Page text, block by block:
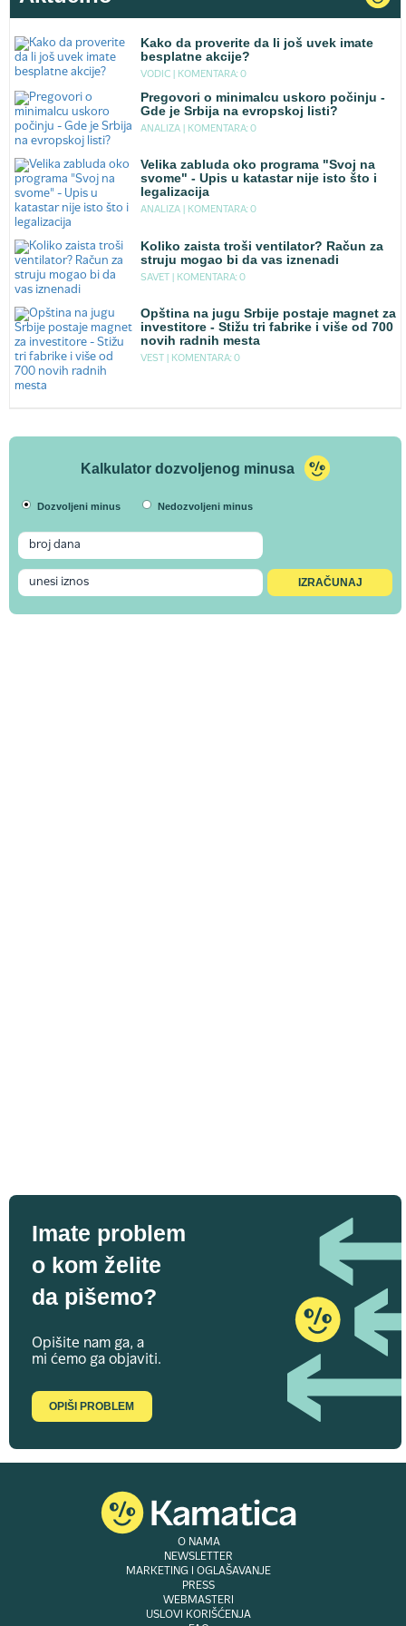
Kako da proverite da li još uvek imate
besplatne akcije?
VODIC | KOMENTARA: 0
Pregovori o minimalcu uskoro počinju -
Gde je Srbija na evropskoj listi?
ANALIZA | KOMENTARA: 0
Velika zabluda oko programa "Svoj na
svome" - Upis u katastar nije isto što i
legalizacija
ANALIZA | KOMENTARA: 0
Koliko zaista troši ventilator? Račun za
struju mogao bi da vas iznenadi
SAVET | KOMENTARA: 0
Opština na jugu Srbije postaje magnet za
investitore - Stižu tri fabrike i više od 700
novih radnih mesta
VEST | KOMENTARA: 0
Kalkulator dozvoljenog minusa
Dozvoljeni minus Nedozvoljeni minus
Imate problem
o kom želite
da pišemo?
Opišite nam ga, a
mi ćemo ga objaviti.
OPIŠI PROBLEM
O NAMA
NEWSLETTER
MARKETING I OGLAŠAVANJE
PRESS
WEBMASTERI
USLOVI KORIŠĆENJA